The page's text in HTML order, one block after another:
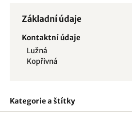
Základní údaje
Kontaktní údaje
Lužná
Kopřivná
Kategorie a štítky